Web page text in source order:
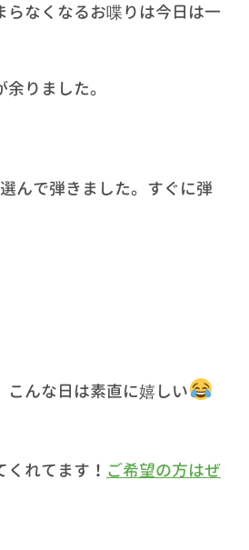
らなくなるお喋りは今日は一
りました。
んで弾きました。すぐに弾
んな日は素直に嬉しい
れてます！ ご希望の方はぜ